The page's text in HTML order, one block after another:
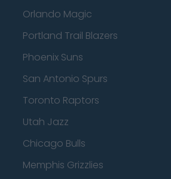
Orlando Magic
Portland Trail Blazers
Phoenix Suns
San Antonio Spurs
Toronto Raptors
Utah Jazz
Chicago Bulls
Memphis Grizzlies